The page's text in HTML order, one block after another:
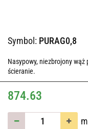
Symbol: PURAG0,8
Nasypowy, niezbrojony
ścieranie.
874.63